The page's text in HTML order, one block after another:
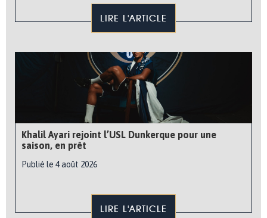
LIRE L'ARTICLE
Khalil Ayari rejoint l’USL Dunkerque pour une
saison, en prêt
Publié le 4 août 2026
LIRE L'ARTICLE